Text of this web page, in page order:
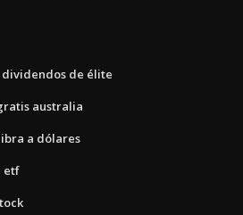
de élite
australia
a dólares
etf